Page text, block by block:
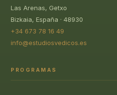
Las Arenas, Getxo
Bizkaia, España · 48930
+34 673 78 16 49
info@estudiosvedicos.es
PROGRAMAS